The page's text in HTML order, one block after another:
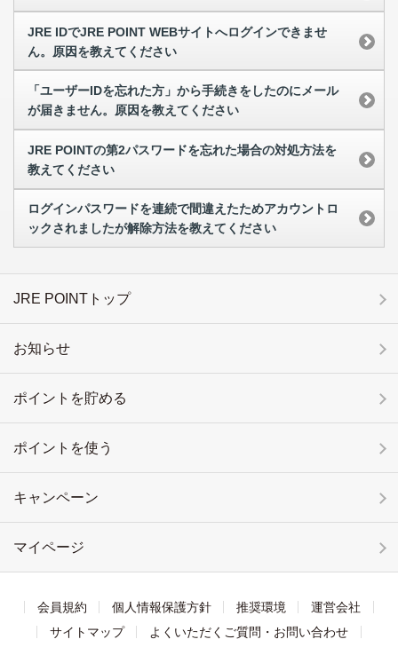
JRE IDでJRE POINT WEBサイトへログインできませ
ん。原因を教えてください
「ユーザーIDを忘れた方」から手続きをしたのにメール
が届きません。原因を教えてください
JRE POINTの第2パスワードを忘れた場合の対処方法を
教えてください
ログインパスワードを連続で間違えたためアカウントロ
ックされましたが解除方法を教えてください
JRE POINTトップ
お知らせ
ポイントを貯める
ポイントを使う
キャンペーン
マイページ
会員規約 個人情報保護方針 推奨環境
運営会社
サイトマップ
よくいただくご質問・お問い合わせ